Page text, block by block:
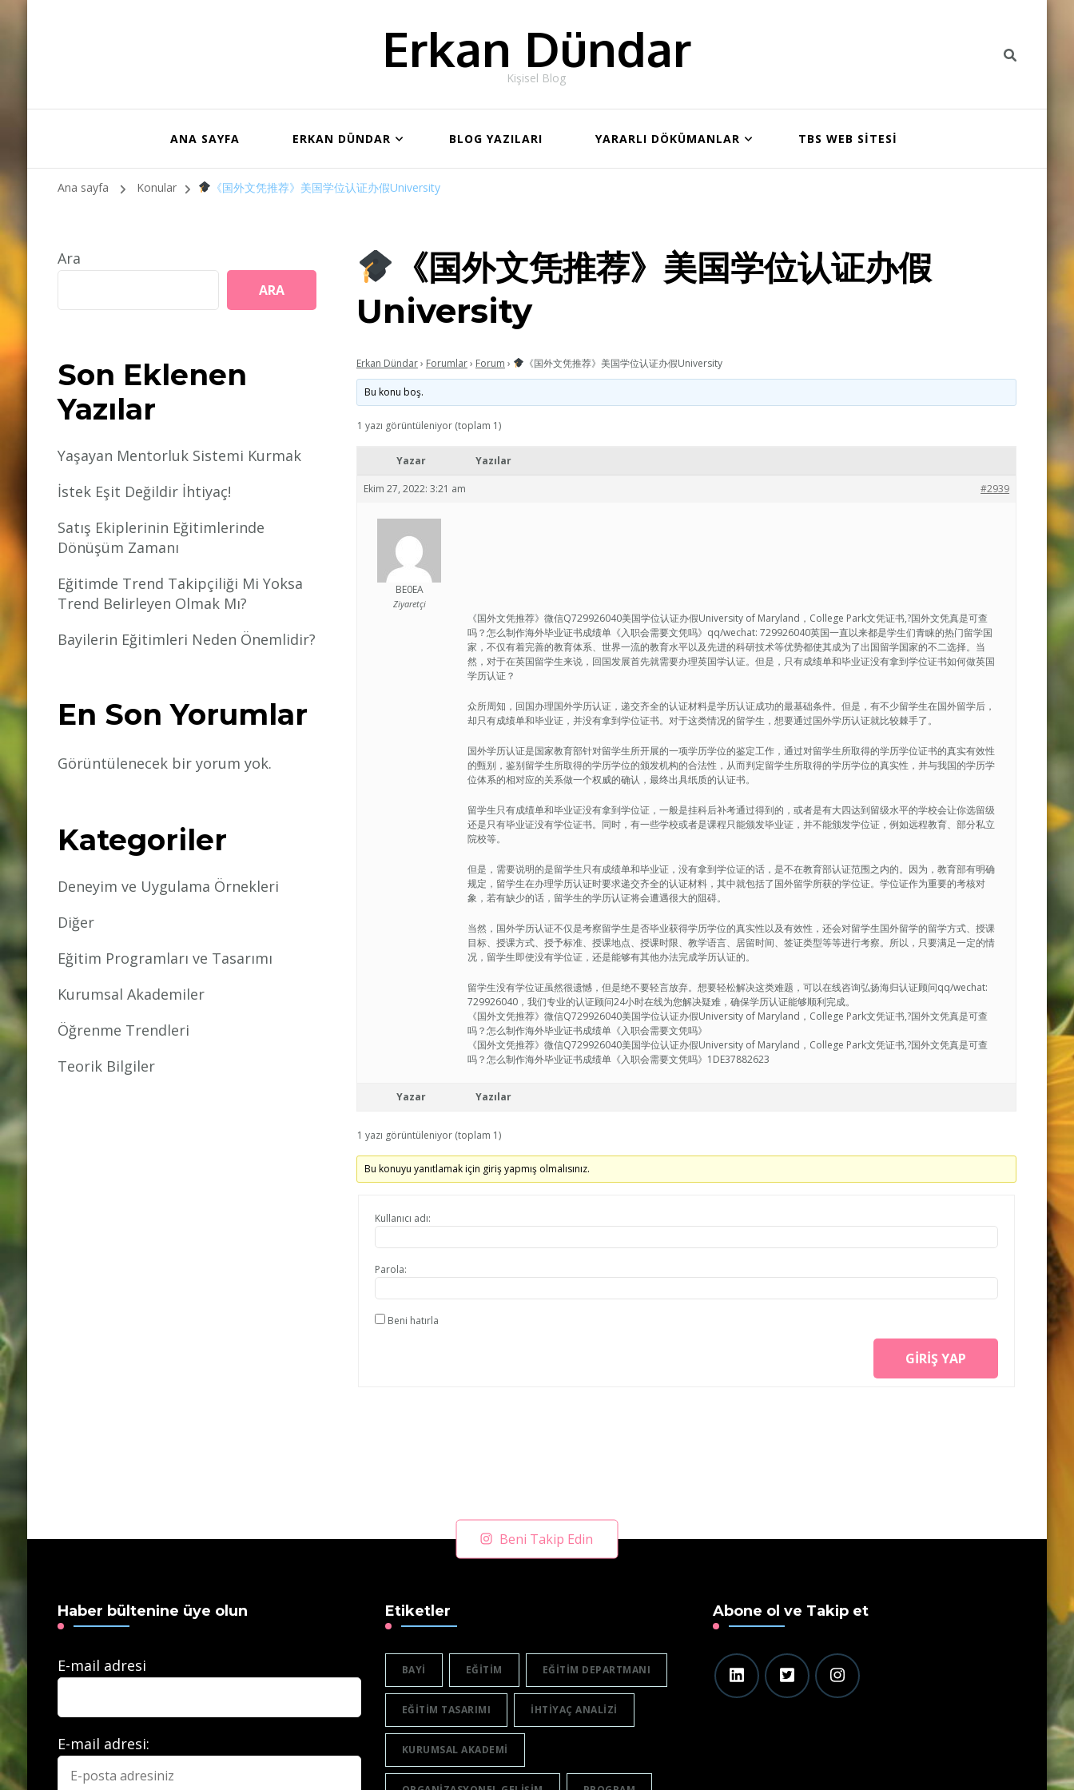
Erkan Dündar
Kişisel Blog
ANA SAYFA ERKAN DÜNDAR BLOG YAZILARI YARARLI DÖKÜMANLAR TBS WEB SİTESİ
Ana sayfa Konular 《国外文凭推荐》美国学位认证办假University
《国外文凭推荐》美国学位认证办假
University
Erkan Dündar› Forumlar› Forum › 《国外文凭推荐》美国学位认证办假University
Bu konu boş.
1 yazı görüntüleniyor (toplam 1)
Yazar Yazılar
Ekim 27, 2022: 3:21 am #2939
BE0EA
Ziyaretçi
《国外文凭推荐》微信Q729926040美国学位认证办假University of Maryland，College Park文凭证书,?国外文凭真是可查
吗？怎么制作海外毕业证书成绩单《入职会需要文凭吗》qq/wechat: 729926040英国一直以来都是学生们青睐的热门留学国
家，不仅有着完善的教育体系、世界一流的教育水平以及先进的科研技术等优势都使其成为了出国留学国家的不二选择。当
然，对于在英国留学生来说，回国发展首先就需要办理英国学认证。但是，只有成绩单和毕业证没有拿到学位证书如何做英国
学历认证？
众所周知，回国办理国外学历认证，递交齐全的认证材料是学历认证成功的最基础条件。但是，有不少留学生在国外留学后，
却只有成绩单和毕业证，并没有拿到学位证书。对于这类情况的留学生，想要通过国外学历认证就比较棘手了。
国外学历认证是国家教育部针对留学生所开展的一项学历学位的鉴定工作，通过对留学生所取得的学历学位证书的真实有效性
的甄别，鉴别留学生所取得的学历学位的颁发机构的合法性，从而判定留学生所取得的学历学位的真实性，并与我国的学历学
位体系的相对应的关系做一个权威的确认，最终出具纸质的认证书。
留学生只有成绩单和毕业证没有拿到学位证，一般是挂科后补考通过得到的，或者是有大四达到留级水平的学校会让你选留级
还是只有毕业证没有学位证书。同时，有一些学校或者是课程只能颁发毕业证，并不能颁发学位证，例如远程教育、部分私立
院校等。
但是，需要说明的是留学生只有成绩单和毕业证，没有拿到学位证的话，是不在教育部认证范围之内的。因为，教育部有明确
规定，留学生在办理学历认证时要求递交齐全的认证材料，其中就包括了国外留学所获的学位证。学位证作为重要的考核对
象，若有缺少的话，留学生的学历认证将会遭遇很大的阻碍。
当然，国外学历认证不仅是考察留学生是否毕业获得学历学位的真实性以及有效性，还会对留学生国外留学的留学方式、授课
目标、授课方式、授予标准、授课地点、授课时限、教学语言、居留时间、签证类型等等进行考察。所以，只要满足一定的情
况，留学生即使没有学位证，还是能够有其他办法完成学历认证的。
留学生没有学位证虽然很遗憾，但是绝不要轻言放弃。想要轻松解决这类难题，可以在线咨询弘扬海归认证顾问qq/wechat:
729926040，我们专业的认证顾问24小时在线为您解决疑难，确保学历认证能够顺利完成。
《国外文凭推荐》微信Q729926040美国学位认证办假University of Maryland，College Park文凭证书,?国外文凭真是可查
吗？怎么制作海外毕业证书成绩单《入职会需要文凭吗》
《国外文凭推荐》微信Q729926040美国学位认证办假University of Maryland，College Park文凭证书,?国外文凭真是可查
吗？怎么制作海外毕业证书成绩单《入职会需要文凭吗》1DE37882623
Yazar Yazılar
1 yazı görüntüleniyor (toplam 1)
Bu konuyu yanıtlamak için giriş yapmış olmalısınız.
Kullanıcı adı:
Parola:
Beni hatırla
GIRIŞ YAP
Ara
ARA
Son Eklenen
Yazılar
Yaşayan Mentorluk Sistemi Kurmak
İstek Eşit Değildir İhtiyaç!
Satış Ekiplerinin Eğitimlerinde
Dönüşüm Zamanı
Eğitimde Trend Takipçiliği Mi Yoksa
Trend Belirleyen Olmak Mı?
Bayilerin Eğitimleri Neden Önemlidir?
En Son Yorumlar
Görüntülenecek bir yorum yok.
Kategoriler
Deneyim ve Uygulama Örnekleri
Diğer
Eğitim Programları ve Tasarımı
Kurumsal Akademiler
Öğrenme Trendleri
Teorik Bilgiler
Beni Takip Edin
Haber bültenine üye olun
E-mail adresi
E-mail adresi:
Etiketler
BAYI EĞITIM EĞITIM DEPARTMANI
EĞITIM TASARIMI IHTIYAÇ ANALIZI
KURUMSAL AKADEMI
Abone ol ve Takip et